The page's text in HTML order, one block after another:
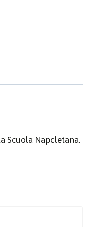
Scuola Napoletana.